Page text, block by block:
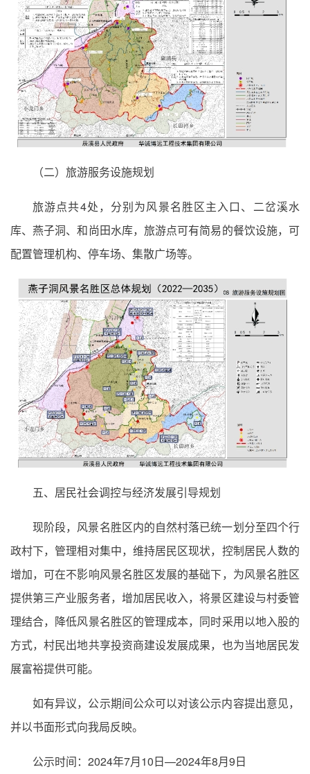
（二）旅游服务设施规划
旅游点共4处，分别为风景名胜区主入口、二岔溪水
库、燕子洞、和尚田水库，旅游点可有简易的餐饮设施，可
配置管理机构、停车场、集散广场等。
五、居民社会调控与经济发展引导规划
现阶段，风景名胜区内的自然村落已统一划分至四个行
政村下，管理相对集中，维持居民区现状，控制居民人数的
增加，可在不影响风景名胜区发展的基础下，为风景名胜区
提供第三产业服务者，增加居民收入，将景区建设与村委管
理结合，降低风景名胜区的管理成本，同时采用以地入股的
方式，村民出地共享投资商建设发展成果，也为当地居民发
展富裕提供可能。
如有异议，公示期间公众可以对该公示内容提出意见，
并以书面形式向我局反映。
公示时间：2024年7月10日—2024年8月9日